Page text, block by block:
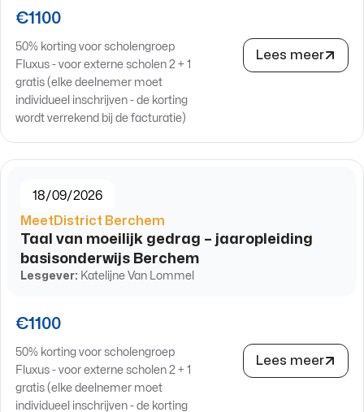
€1100
50% korting voor scholengroep
Fluxus - voor externe scholen 2 + 1
gratis (elke deelnemer moet
individueel inschrijven - de korting
wordt verrekend bij de facturatie)
Lees meer
18/09/2026
MeetDistrict Berchem
Taal van moeilijk gedrag – jaaropleiding
basisonderwijs Berchem
Lesgever: Katelijne Van Lommel
€1100
50% korting voor scholengroep
Fluxus - voor externe scholen 2 + 1
gratis (elke deelnemer moet
individueel inschrijven - de korting
Lees meer